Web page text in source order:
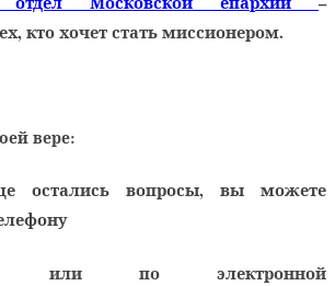
кто хочет стать миссионером.
вере:
остались вопросы, вы можете
или по электронной